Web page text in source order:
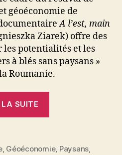
géoéconomie de
A l’est, main
Ziarek) offre des
les potentialités et les
à blés sans paysans »
Roumanie.
LA SUITE
pas
, Géoéconomie, Paysans,